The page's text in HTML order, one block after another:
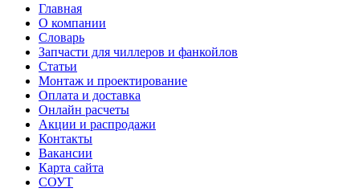
Главная
О компании
Словарь
Запчасти для чиллеров и фанкойлов
Статьи
Монтаж и проектирование
Оплата и доставка
Онлайн расчеты
Акции и распродажи
Контакты
Вакансии
Карта сайта
СОУТ